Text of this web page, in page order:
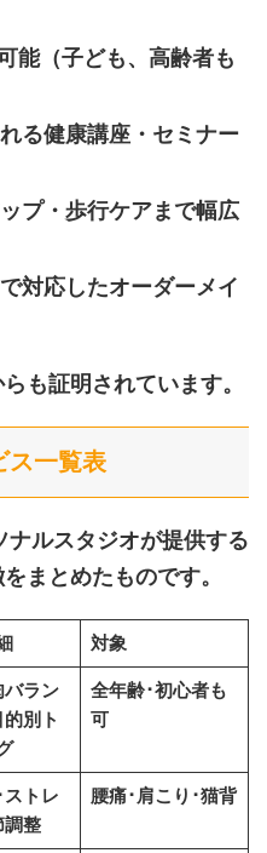
能（子ども、高齢者も
る健康講座・セミナー
プ・歩行ケアまで幅広
対応したオーダーメイ
も証明されています。
ス一覧表
ナルスタジオが提供する
まとめたものです。
対象
ラン
別ト
全年齢･初心者も
可
トレ
調整
腰痛･肩こり･猫背